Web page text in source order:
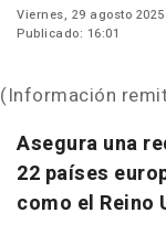
Viernes, 29 agosto 2025
Publicado: 16:01
(Información
Asegura una
22 países
como el Reino